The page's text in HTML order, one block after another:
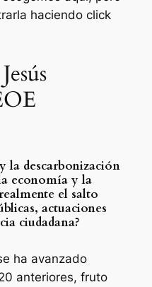
haciendo click
la descarbonización
economía y la
el salto
actuaciones
ciudadana?
ha avanzado
anteriores, fruto